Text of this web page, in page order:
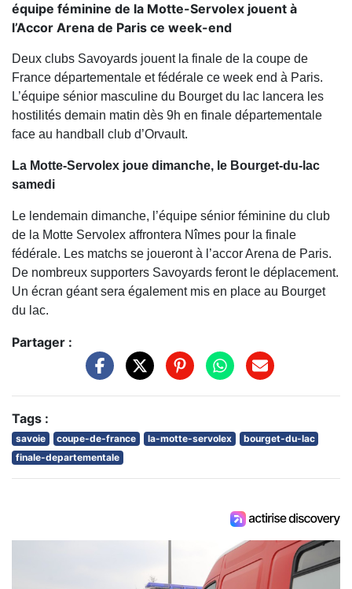
équipe féminine de la Motte-Servolex jouent à
l’Accor Arena de Paris ce week-end
Deux clubs Savoyards jouent la finale de la coupe de
France départementale et fédérale ce week end à Paris.
L’équipe sénior masculine du Bourget du lac lancera les
hostilités demain matin dès 9h en finale départementale
face au handball club d’Orvault.
La Motte-Servolex joue dimanche, le Bourget-du-lac
samedi
Le lendemain dimanche, l’équipe sénior féminine du club
de la Motte Servolex affrontera Nîmes pour la finale
fédérale. Les matchs se joueront à l’accor Arena de Paris.
De nombreux supporters Savoyards feront le déplacement.
Un écran géant sera également mis en place au Bourget
du lac.
Partager :
Tags :
savoie coupe-de-france la-motte-servolex
bourget-du-lac
finale-departementale